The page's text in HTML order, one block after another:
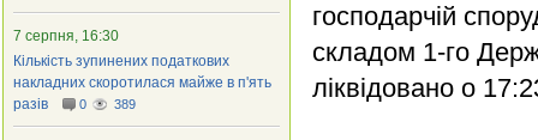
господарчій
складом 1-го
ліквідовано о
7 серпня, 16:30
Кількість зупинених податкових
накладних скоротилася майже в п'ять
разів
0 389